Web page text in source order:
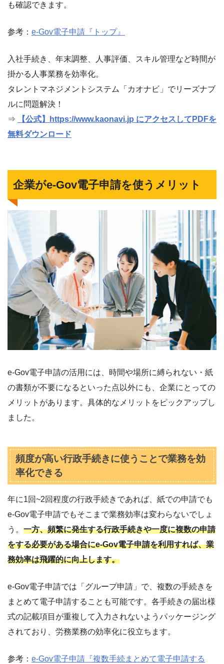
も確認できます。
参考： e-Gov電子申請『トップ』
入社手続き、年末調整、人事評価、スキル管理など時間が
掛かる人事業務を効率化。
タレントマネジメントシステム「カオナビ」でリーズナブ
ルに問題解決！
⇒
【公式】https://www.kaonavi.jp にアクセスしてPDFを
無料ダウンロード
企業がe-Gov電子申請を使うメリット
e-Gov電子申請の活用には、時間や場所に縛られない・紙
の書類が不要になるといった点以外にも、企業にとっての
メリットがあります。具体的なメリットをピックアップし
ました。
頻度が高い行政手続きに使うことで業務を効
率化できる
年に1回~2回程度の行政手続きであれば、紙での申請でも
e-Gov電子申請でもそこまで業務効率は変わらないでしょ
う。 一方、頻繁に発生する行政手続きや一度に複数の申請
をする必要がある場合にe-Gov電子申請を利用すれば、業
務効率は飛躍的に向上します。
e-Gov電子申請では「グループ申請」で、複数の手続きを
まとめて電子申請することも可能です。各手続きの届出様
式の記載項目が重複して入力されないようパッケージング
されており、労務業務の効率化に役立ちます。
参考： e-Gov電子申請『複数手続まとめて電子申請する